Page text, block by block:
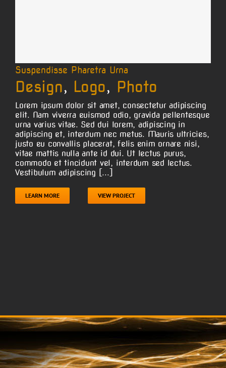
Suspendisse Pharetra Urna
Design, Logo, Photo
Lorem ipsum dolor sit amet, consectetur adipiscing
elit. Nam viverra euismod odio, gravida pellentesque
urna varius vitae. Sed dui lorem, adipiscing in
adipiscing et, interdum nec metus. Mauris ultricies,
justo eu convallis placerat, felis enim ornare nisi,
vitae mattis nulla ante id dui. Ut lectus purus,
commodo et tincidunt vel, interdum sed lectus.
Vestibulum adipiscing [...]
LEARN MORE VIEW PROJECT